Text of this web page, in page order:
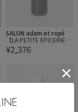
SALON adam et ropé
【LA PETITE EPICERIE
（ラ プティット エピス
リー）】バルサミコ酢 D
¥2,376